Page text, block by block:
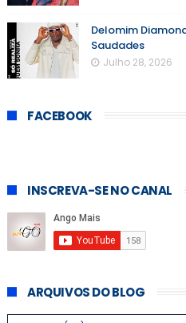
Delomim
Saudades
Julho 28, 2026
FACEBOOK
INSCREVA-SE NO CANAL
ARQUIVOS DO BLOG